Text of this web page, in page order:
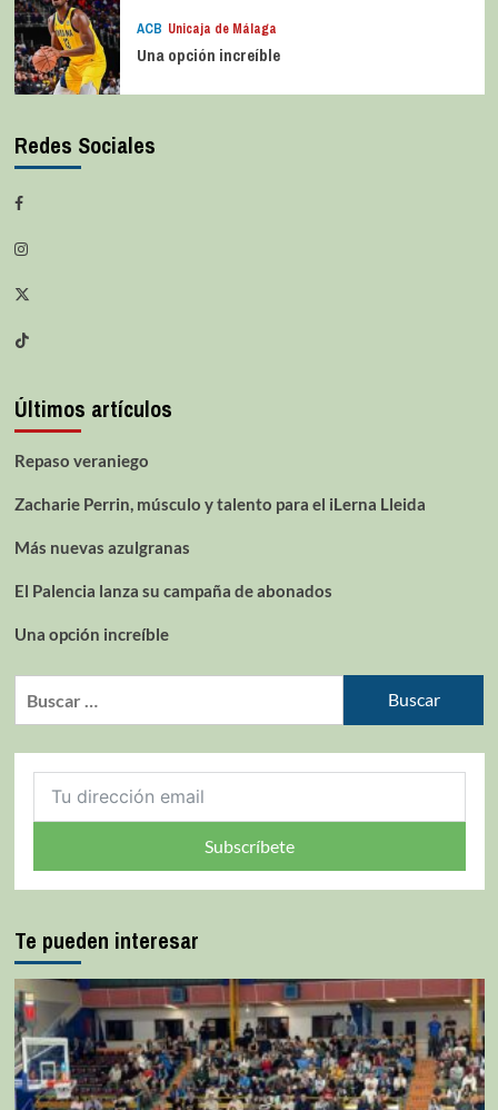
ACB Unicaja de Málaga
Una opción increíble
Redes Sociales
Últimos artículos
Repaso veraniego
Zacharie Perrin, músculo y talento para el iLerna Lleida
Más nuevas azulgranas
El Palencia lanza su campaña de abonados
Una opción increíble
Subscríbete
Te pueden interesar